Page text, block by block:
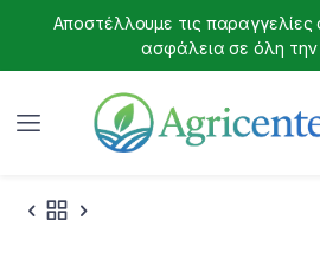
Αποστέλλουμε τις
ασφάλεια σε όλη